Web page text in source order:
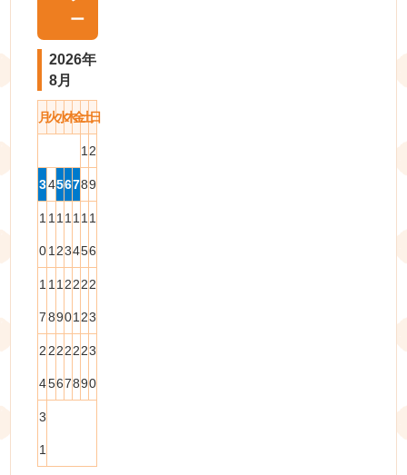
ー
2026年
8月
月火水木金土日
1 2
3456789
1
0
1
1
1
2
1
3
1
4
1
5
1
6
1
7
1
8
1
9
2
0
2
1
2
2
2
3
2
4
2
5
2
6
2
7
2
8
2
9
3
0
3
1